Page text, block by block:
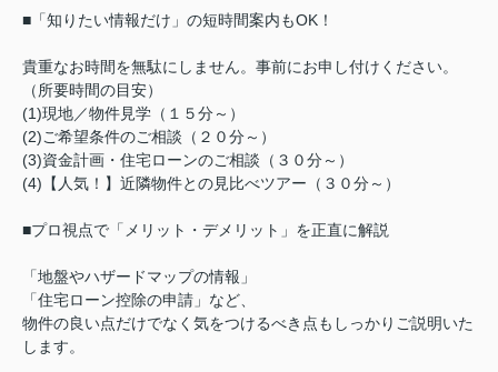
■「知りたい情報だけ」の短時間案内もOK！
貴重なお時間を無駄にしません。事前にお申し付けください。
（所要時間の目安）
(1)現地／物件見学（１５分～）
(2)ご希望条件のご相談（２０分～）
(3)資金計画・住宅ローンのご相談（３０分～）
(4)【人気！】近隣物件との見比べツアー（３０分～）
■プロ視点で「メリット・デメリット」を正直に解説
「地盤やハザードマップの情報」
「住宅ローン控除の申請」など、
物件の良い点だけでなく気をつけるべき点もしっかりご説明いた
します。